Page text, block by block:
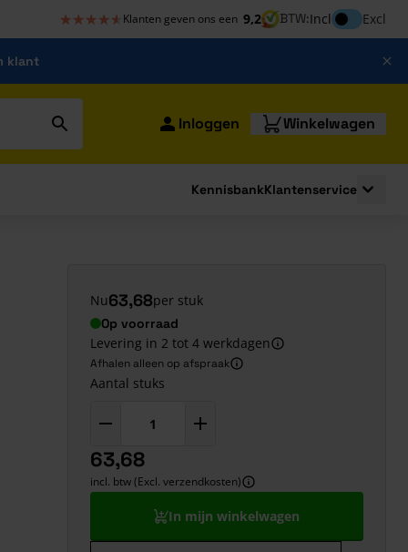
★★★★★
★★★★★ Klanten geven ons een 9,2 BTW:InclInclusief btw
Excl
klant
Inloggen Winkelwagen
KennisbankKlantenservice
Nu63,68per stuk
Op voorraad
Levering in 2 tot 4 werkdagen
Afhalen alleen op afspraak
Aantal stuks
63,68
incl. btw (Excl. verzendkosten)
In mijn winkelwagen